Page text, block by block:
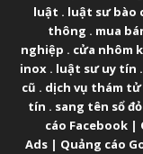
luật . luật sư bào
thông . mua
nghiệp . cửa nhôm
inox . luật sư uy tín .
cũ . dịch vụ thám
tín . sang tên sổ đỏ
cáo Facebook|
Ads| Quảng cáo